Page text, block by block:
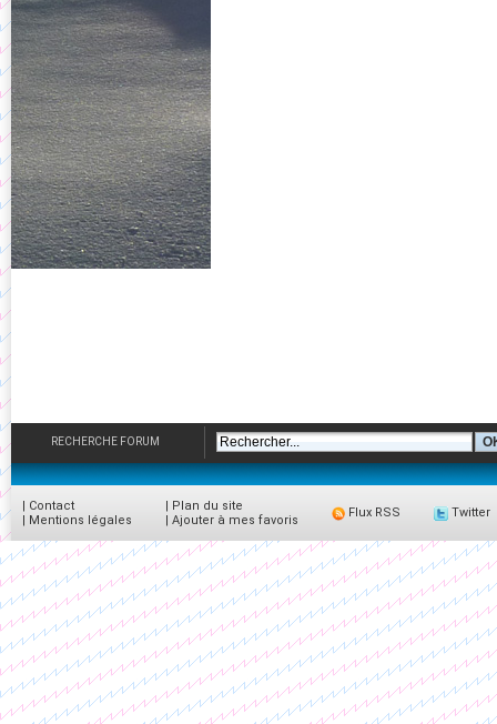
RECHERCHE FORUM
| Contact
| Mentions légales
| Plan du site
| Ajouter à mes favoris
Flux RSS Twitter